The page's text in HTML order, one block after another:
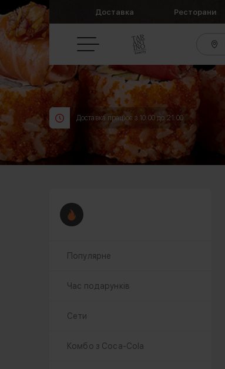
Доставка Ресторани
Доставка працює з 10:00 до 21:00
Популярне
Час подарунків
Сети
Комбо з Coca-Cola